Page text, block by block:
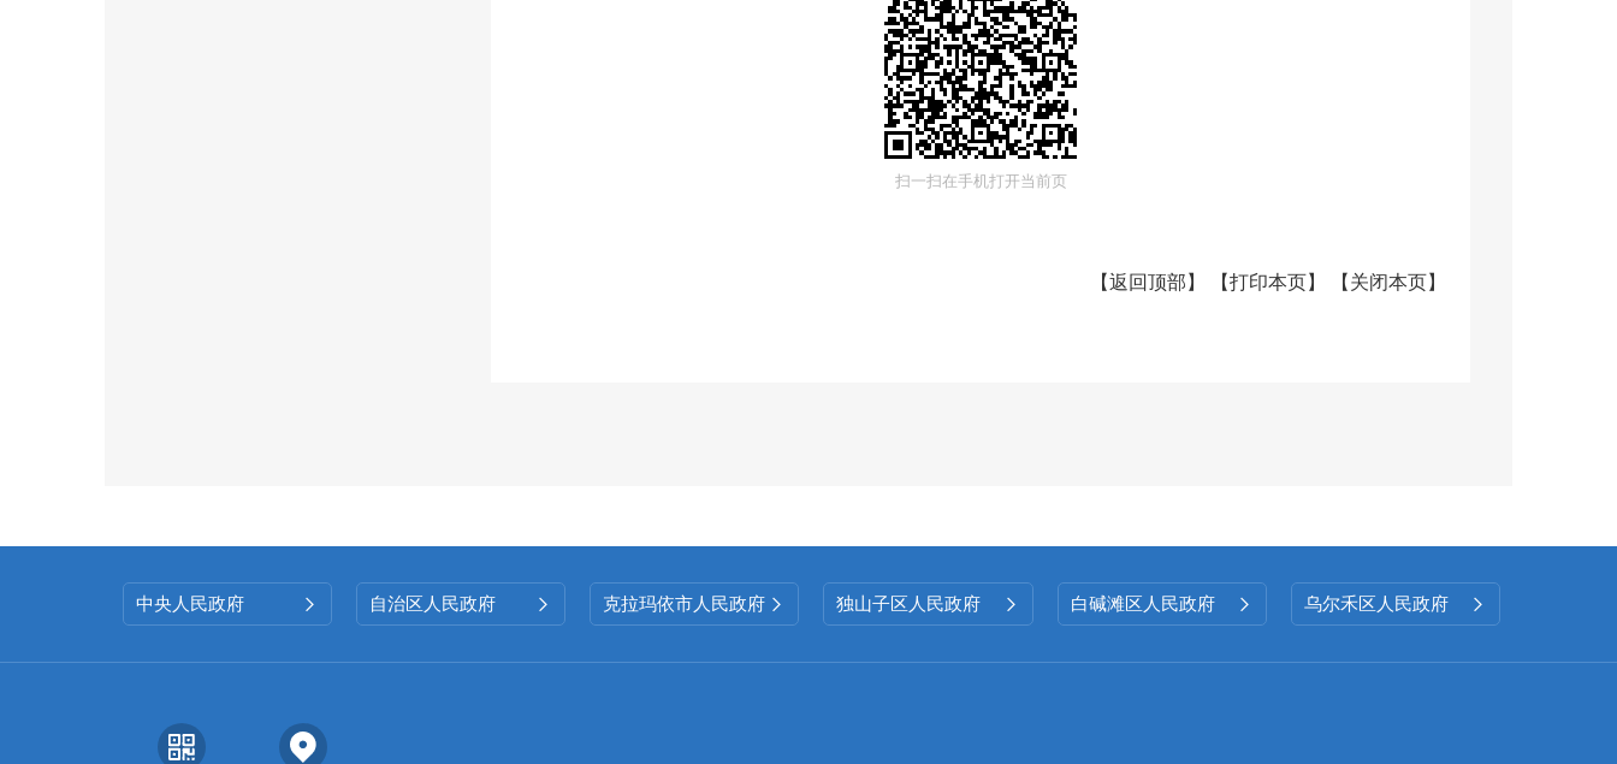
）政府信息公开平台建设情况
我街道持续加强政府信息公开平台规范化建设，坚持
原则，确保各平台信息发布及时、内容一致、互动高效。
我街道深入学习《中华人民共和国政府信息公开条例》等有关文件精神，进一
扫一扫在手机打开当前页
【返回顶部 】 【打印本页】 【 关闭本页】
中央人民政府  自治区人民政府  克拉玛依市人民政府  独山子区人民政府  白碱滩区人民政府  乌尔禾区人民政府 